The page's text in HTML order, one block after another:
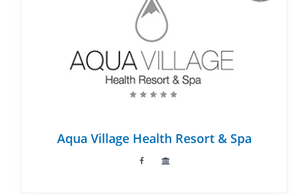
Aqua Village Health Resort & Spa